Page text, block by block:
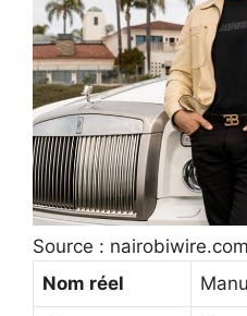
Source : nairobiwire.com
Nom réel